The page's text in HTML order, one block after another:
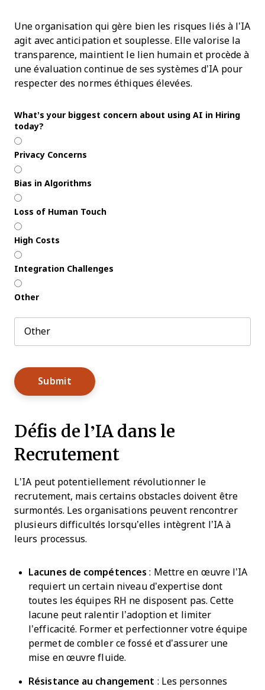
Une organisation qui gère bien les risques liés à l’IA
agit avec anticipation et souplesse. Elle valorise la
transparence, maintient le lien humain et procède à
une évaluation continue de ses systèmes d’IA pour
respecter des normes éthiques élevées.
What’s your biggest concern about using AI in Hiring
today?
Privacy Concerns
Bias in Algorithms
Loss of Human Touch
High Costs
Integration Challenges
Other
Défis de l’IA dans le
Recrutement
L’IA peut potentiellement révolutionner le
recrutement, mais certains obstacles doivent être
surmontés. Les organisations peuvent rencontrer
plusieurs difficultés lorsqu’elles intègrent l’IA à
leurs processus.
Lacunes de compétences : Mettre en œuvre l’IA
requiert un certain niveau d’expertise dont
toutes les équipes RH ne disposent pas. Cette
lacune peut ralentir l’adoption et limiter
l’efficacité. Former et perfectionner votre équipe
permet de combler ce fossé et d’assurer une
mise en œuvre fluide.
Résistance au changement : Les personnes